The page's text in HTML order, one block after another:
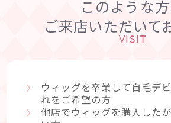
VISIT
このような
ご来店いただいて
ウィッグを卒業して自毛デ
れをご希望の方
他店でウィッグを購入した